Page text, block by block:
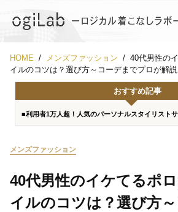
HOME メンズファッション
40代男性の
イルのコツは？選び方～コーデまでプロが解説
おすすめ記事
■利用者1万人超！人気のパーソナルスタイリスト
メンズファッション
40代男性のイケてるポ
イルのコツは？選び方